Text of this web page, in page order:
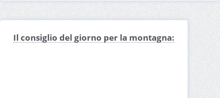
Maestro sci Polsa - San Valentino
Apertura impianti Polsa - San Valentino
Skipass Polsa - San Valentino
Il consiglio del giorno per la montagna: